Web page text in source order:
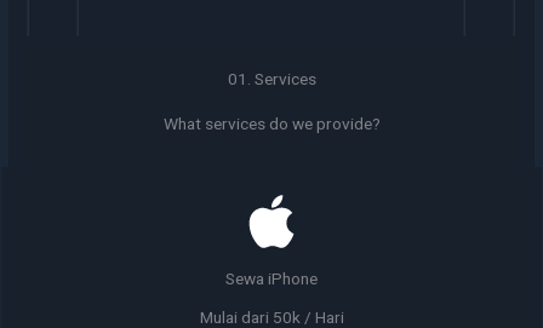
01. Services
What services do we provide?
Sewa iPhone
Mulai dari 50k / Hari